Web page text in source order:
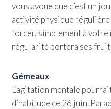
vous avoue que c’est un
activité physique
forcer, simplement à votre
régularité portera ses
Gémeaux
L’agitation mentale
d’habitude ce 26 juin.